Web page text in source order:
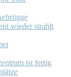
wieder strahlt
ist fertig